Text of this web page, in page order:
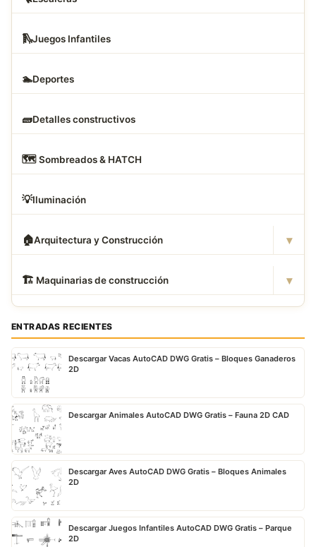
🛝Juegos Infantiles
🏊Deportes
🧱Detalles constructivos
🗺️ Sombreados & HATCH
💡Iluminación
🏠Arquitectura y Construcción ▾
🏗 ️ Maquinarias de construcción ▾
ENTRADAS RECIENTES
Descargar Vacas AutoCAD DWG Gratis – Bloques Ganaderos
2D
Descargar Animales AutoCAD DWG Gratis – Fauna 2D CAD
Descargar Aves AutoCAD DWG Gratis – Bloques Animales
2D
Descargar Juegos Infantiles AutoCAD DWG Gratis – Parque
2D